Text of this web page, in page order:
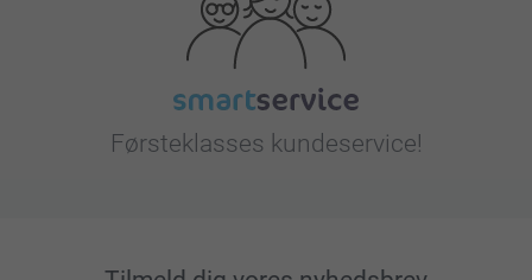
Førsteklasses kundeservice!